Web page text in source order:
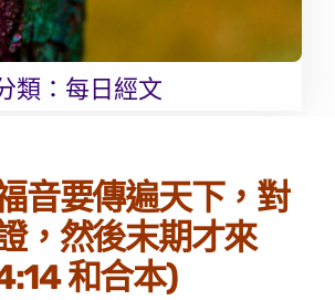
類： 每日經文
音要傳遍天下，對
，然後末期才來
和合本)